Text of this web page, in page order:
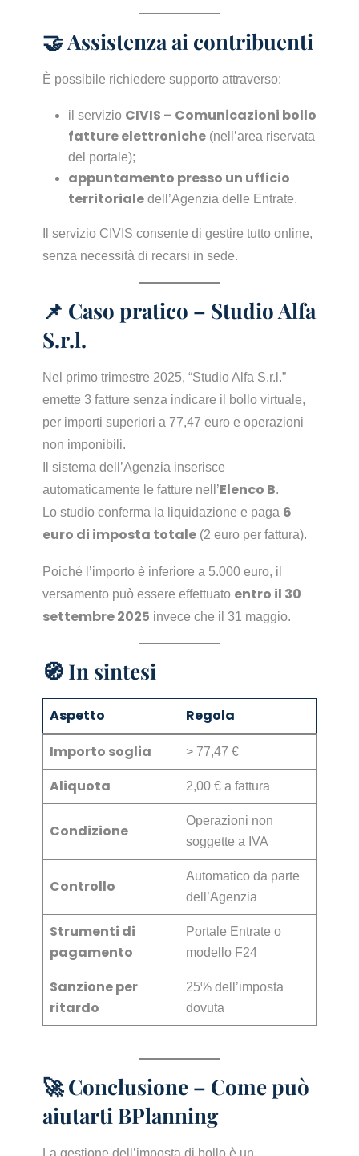
🤝 Assistenza ai contribuenti
È possibile richiedere supporto attraverso:
il servizio CIVIS – Comunicazioni bollo
fatture elettroniche (nell’area riservata
del portale);
appuntamento presso un ufficio
territoriale dell’Agenzia delle Entrate.
Il servizio CIVIS consente di gestire tutto online,
senza necessità di recarsi in sede.
📌 Caso pratico – Studio Alfa
S.r.l.
Nel primo trimestre 2025, “Studio Alfa S.r.l.”
emette 3 fatture senza indicare il bollo virtuale,
per importi superiori a 77,47 euro e operazioni
non imponibili.
Il sistema dell’Agenzia inserisce
automaticamente le fatture nell’Elenco B.
Lo studio conferma la liquidazione e paga 6
euro di imposta totale (2 euro per fattura).
Poiché l’importo è inferiore a 5.000 euro, il
versamento può essere effettuato entro il 30
settembre 2025 invece che il 31 maggio.
🧭 In sintesi
Aspetto
Regola
Importo soglia
> 77,47 €
Aliquota 2,00 € a fattura
Condizione
Operazioni non
soggette a IVA
Controllo
Automatico da parte
dell’Agenzia
Strumenti di
pagamento
Portale Entrate o
modello F24
Sanzione per
ritardo
25% dell’imposta
dovuta
🚀 Conclusione – Come può
aiutarti BPlanning
La gestione dell’imposta di bollo è un